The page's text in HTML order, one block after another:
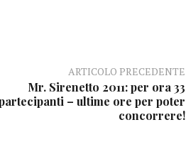
ARTICOLO PRECEDENTE
Mr. Sirenetto 2011: per ora 33
– ultime ore per poter
concorrere!